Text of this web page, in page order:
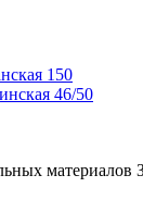
150
46/50
материалов